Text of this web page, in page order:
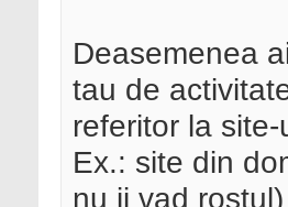
Deasemenea
tau de
referitor la site-
Ex.: site din
nu ii vad